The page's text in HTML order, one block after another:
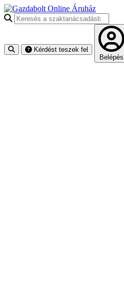
Keresés a szaktanácsadásban
Kérdést teszek fel
Belépés